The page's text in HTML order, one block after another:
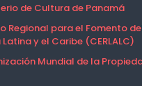
de Cultura de Panamá
Regional para el Fomento
y el Caribe (CERLALC)
Mundial de la